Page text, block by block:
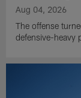
Aug 04, 2026
The offense
defensive-heavy